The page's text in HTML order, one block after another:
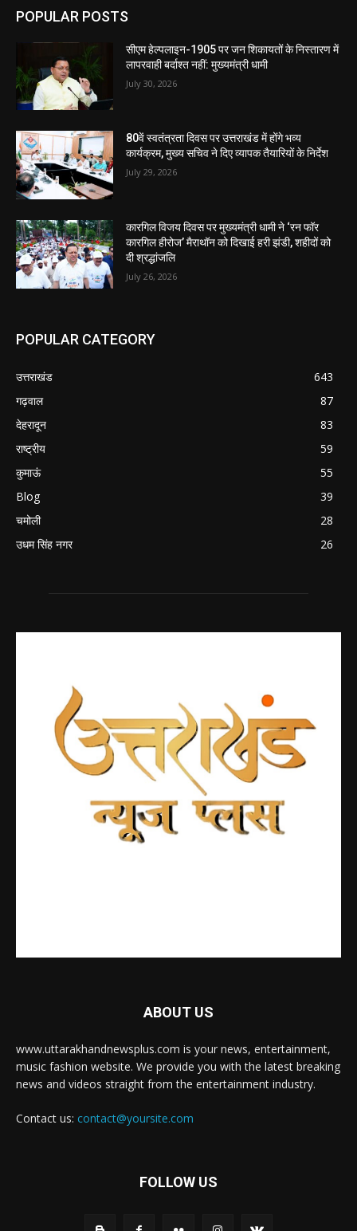
POPULAR POSTS
सीएम हेल्पलाइन-1905 पर जन शिकायतों के निस्तारण में
लापरवाही बर्दाश्त नहीं: मुख्यमंत्री धामी
July 30, 2026
80वें स्वतंत्रता दिवस पर उत्तराखंड में होंगे भव्य
कार्यक्रम, मुख्य सचिव ने दिए व्यापक तैयारियों के निर्देश
July 29, 2026
कारगिल विजय दिवस पर मुख्यमंत्री धामी ने ‘रन फॉर
कारगिल हीरोज’ मैराथॉन को दिखाई हरी झंडी, शहीदों को
दी श्रद्धांजलि
July 26, 2026
POPULAR CATEGORY
उत्तराखंड
643
गढ़वाल
87
देहरादून
83
राष्ट्रीय
59
कुमाऊं
55
Blog
39
चमोली
28
उधम सिंह नगर
26
ABOUT US
www.uttarakhandnewsplus.com is your news, entertainment,
music fashion website. We provide you with the latest breaking
news and videos straight from the entertainment industry.
Contact us: contact@yoursite.com
FOLLOW US